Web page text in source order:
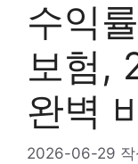
수익
보험,
완벽
2026-06-29